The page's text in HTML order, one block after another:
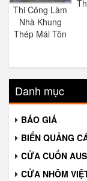
Thi Công Làm
Nhà Khung
Thép Mái Tôn
Danh mục
BÁO GIÁ
BIỂN QUẢNG
CỬA CUỐN
CỬA NHÔM